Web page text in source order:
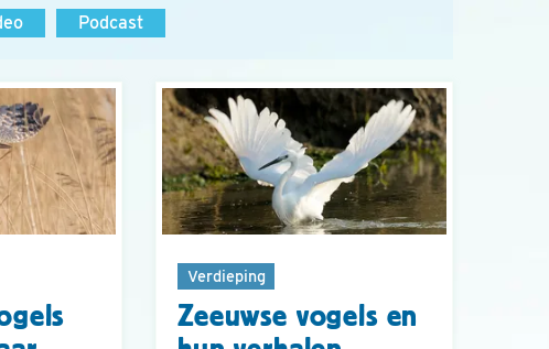
Podcast
Verdieping
Zeeuwse vogels en